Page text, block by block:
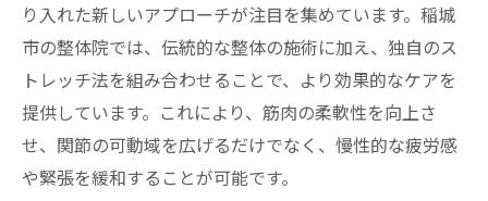
り入れた新しいアプローチが注目を集めています。稲城
市の整体院では、伝統的な整体の施術に加え、独自のス
トレッチ法を組み合わせることで、より効果的なケアを
提供しています。これにより、筋肉の柔軟性を向上さ
せ、関節の可動域を広げるだけでなく、慢性的な疲労感
や緊張を緩和することが可能です。